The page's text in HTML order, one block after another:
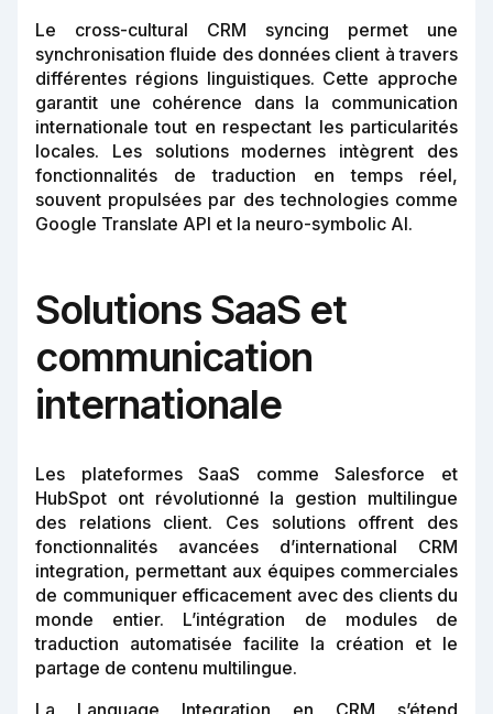
Le cross-cultural CRM syncing permet une
synchronisation fluide des données client à travers
différentes régions linguistiques. Cette approche
garantit une cohérence dans la communication
internationale tout en respectant les particularités
locales. Les solutions modernes intègrent des
fonctionnalités de traduction en temps réel,
souvent propulsées par des technologies comme
Google Translate API et la neuro-symbolic AI.
Solutions SaaS et
communication
internationale
Les plateformes SaaS comme Salesforce et
HubSpot ont révolutionné la gestion multilingue
des relations client. Ces solutions offrent des
fonctionnalités avancées d’international CRM
integration, permettant aux équipes commerciales
de communiquer efficacement avec des clients du
monde entier. L’intégration de modules de
traduction automatisée facilite la création et le
partage de contenu multilingue.
La Language Integration en CRM s’étend